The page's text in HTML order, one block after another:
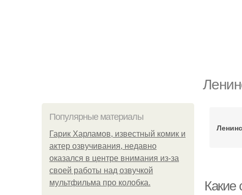
Популярные материалы
Гарик Харламов, известный комик и
актер озвучивания, недавно
оказался в центре внимания из-за
своей работы над озвучкой
мультфильма про колобка.
Какие